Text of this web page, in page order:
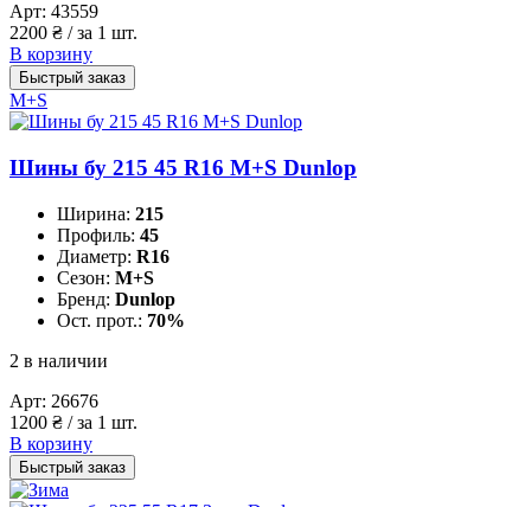
Арт: 43559
2200 ₴ / за 1 шт.
В корзину
Быстрый заказ
M+S
Шины бу 215 45 R16 M+S Dunlop
Ширина: 215
Профиль: 45
Диаметр: R16
Сезон: M+S
Бренд: Dunlop
Ост. прот.: 70%
2 в наличии
Арт: 26676
1200 ₴ / за 1 шт.
В корзину
Быстрый заказ